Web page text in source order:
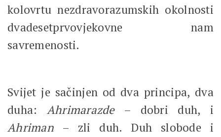
kolovrtu nezdravorazumskih okolnosti
dvadesetprvovjekovne nam
savremenosti.
Svijet je sačinjen od dva principa, dva
duha: Ahrimarazde– dobri duh, i
Ahriman– zli duh. Duh slobode i